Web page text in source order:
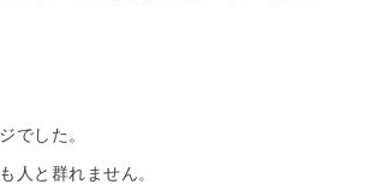
でした。
人と群れません。